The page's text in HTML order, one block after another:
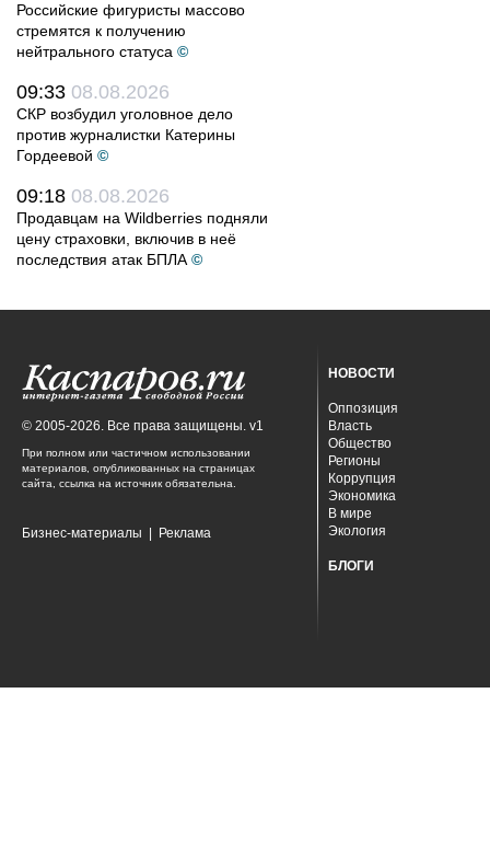
Российские фигуристы массово
стремятся к получению
нейтрального статуса ©
09:33 08.08.2026
СКР возбудил уголовное дело
против журналистки Катерины
Гордеевой ©
09:18 08.08.2026
Продавцам на Wildberries подняли
цену страховки, включив в неё
последствия атак БПЛА ©
© 2005-2026. Все права защищены. v1
При полном или частичном использовании
материалов, опубликованных на страницах
сайта, ссылка на источник обязательна.
Бизнес-материалы Реклама
НОВОСТИ
Оппозиция
Власть
Общество
Регионы
Коррупция
Экономика
В мире
Экология
БЛОГИ